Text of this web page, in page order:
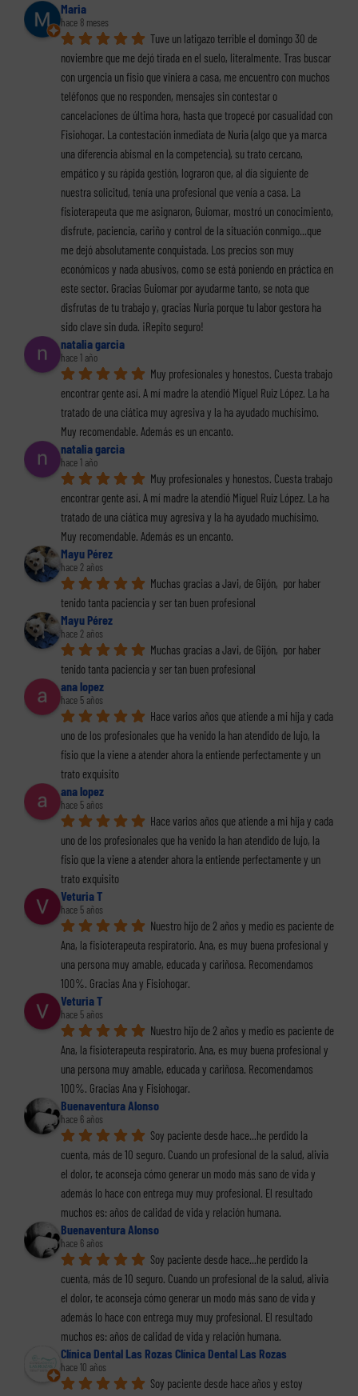
Maria
hace 8 meses
Tuve un latigazo terrible el domingo 30 de
noviembre que me dejó tirada en el suelo, literalmente. Tras buscar
con urgencia un fisio que viniera a casa, me encuentro con muchos
teléfonos que no responden, mensajes sin contestar o
cancelaciones de última hora, hasta que tropecé por casualidad con
Fisiohogar. La contestación inmediata de Nuria (algo que ya marca
una diferencia abismal en la competencia), su trato cercano,
empático y su rápida gestión, lograron que, al día siguiente de
nuestra solicitud, tenía una profesional que venía a casa. La
fisioterapeuta que me asignaron, Guiomar, mostró un conocimiento,
disfrute, paciencia, cariño y control de la situación conmigo...que
me dejó absolutamente conquistada. Los precios son muy
económicos y nada abusivos, como se está poniendo en práctica en
este sector. Gracias Guiomar por ayudarme tanto, se nota que
disfrutas de tu trabajo y, gracias Nuria porque tu labor gestora ha
sido clave sin duda. ¡Repito seguro!
natalia garcia
hace 1 año
Muy profesionales y honestos. Cuesta trabajo
encontrar gente así. A mí madre la atendió Miguel Ruiz López. La ha
tratado de una ciática muy agresiva y la ha ayudado muchísimo.
Muy recomendable. Además es un encanto.
natalia garcia
hace 1 año
Muy profesionales y honestos. Cuesta trabajo
encontrar gente así. A mí madre la atendió Miguel Ruiz López. La ha
tratado de una ciática muy agresiva y la ha ayudado muchísimo.
Muy recomendable. Además es un encanto.
Mayu Pérez
hace 2 años
Muchas gracias a Javi, de Gijón,  por haber
tenido tanta paciencia y ser tan buen profesional
Mayu Pérez
hace 2 años
Muchas gracias a Javi, de Gijón,  por haber
tenido tanta paciencia y ser tan buen profesional
ana lopez
hace 5 años
Hace varios años que atiende a mi hija y cada
uno de los profesionales que ha venido la han atendido de lujo, la
fisio que la viene a atender ahora la entiende perfectamente y un
trato exquisito
ana lopez
hace 5 años
Hace varios años que atiende a mi hija y cada
uno de los profesionales que ha venido la han atendido de lujo, la
fisio que la viene a atender ahora la entiende perfectamente y un
trato exquisito
Veturia T
hace 5 años
Nuestro hijo de 2 años y medio es paciente de
Ana, la fisioterapeuta respiratorio. Ana, es muy buena profesional y
una persona muy amable, educada y cariñosa. Recomendamos
100%. Gracias Ana y Fisiohogar.
Veturia T
hace 5 años
Nuestro hijo de 2 años y medio es paciente de
Ana, la fisioterapeuta respiratorio. Ana, es muy buena profesional y
una persona muy amable, educada y cariñosa. Recomendamos
100%. Gracias Ana y Fisiohogar.
Buenaventura Alonso
hace 6 años
Soy paciente desde hace...he perdido la
cuenta, más de 10 seguro. Cuando un profesional de la salud, alivia
el dolor, te aconseja cómo generar un modo más sano de vida y
además lo hace con entrega muy muy profesional. El resultado
muchos es: años de calidad de vida y relación humana.
Buenaventura Alonso
hace 6 años
Soy paciente desde hace...he perdido la
cuenta, más de 10 seguro. Cuando un profesional de la salud, alivia
el dolor, te aconseja cómo generar un modo más sano de vida y
además lo hace con entrega muy muy profesional. El resultado
muchos es: años de calidad de vida y relación humana.
Clínica Dental Las Rozas Clínica Dental Las Rozas
hace 10 años
Soy paciente desde hace años y estoy